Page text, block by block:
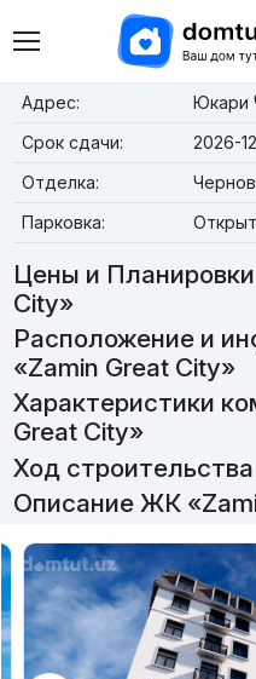
Адрес:
Юкари
Срок сдачи:
2026-
Отделка:
Парковка:
Цены и
City»
Расположение и
«Zamin Great City»
Характеристики
Great City»
Ход
Описание ЖК